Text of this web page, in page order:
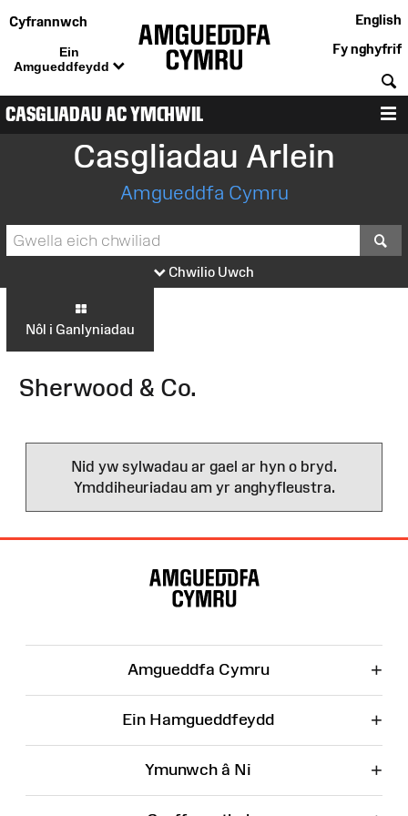
Cyfrannwch
Ein
Amgueddfeydd
English
Fy nghyfrif
CASGLIADAU AC YMCHWIL
Casgliadau Arlein
Amgueddfa Cymru
Chwilio Uwch
Nôl i Ganlyniadau
Sherwood & Co.
Nid yw sylwadau ar gael ar hyn o bryd.
Ymddiheuriadau am yr anghyfleustra.
Amgueddfa Cymru +
Ein Hamgueddfeydd +
Ymunwch â Ni +